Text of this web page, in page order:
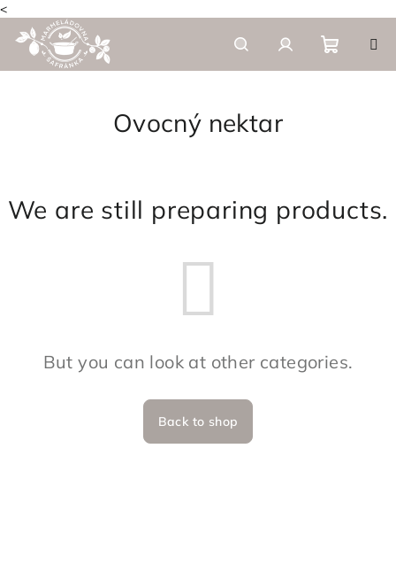
<
content
SearchLogin
Ovocný nektar
We are still preparing products.
But you can look at other categories.
Back to shop